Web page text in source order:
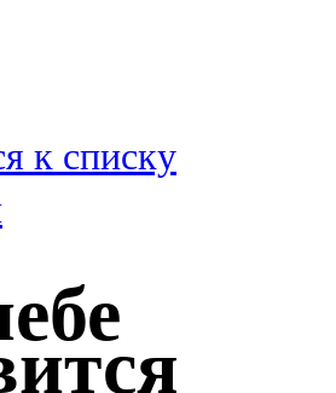
к списку